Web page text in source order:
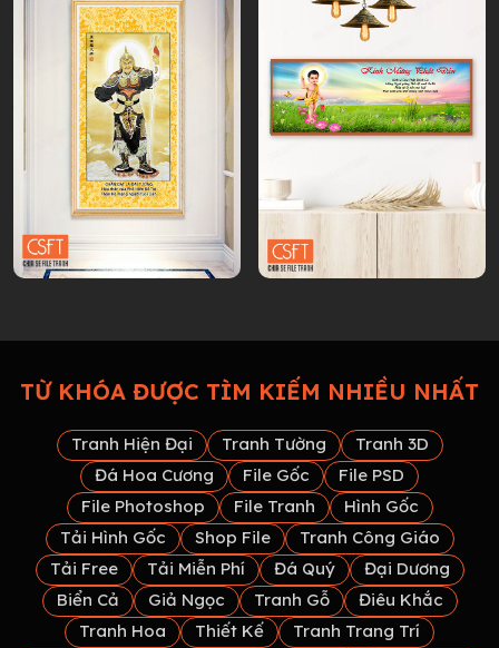
TỪ KHÓA ĐƯỢC TÌM KIẾM NHIỀU NHẤT
Tranh Hiện Đại Tranh Tường
Tranh 3D
Đá Hoa Cương
File Gốc
File PSD
File Photoshop
File Tranh
Hình Gốc
Tải Hình Gốc
Shop File
Tranh Công Giáo
Tải Free
Tải Miễn Phí Đá Quý
Đại Dương
Biển Cả
Giả Ngọc Tranh Gỗ
Điêu Khắc
Tranh Hoa
Thiết Kế
Tranh Trang Trí